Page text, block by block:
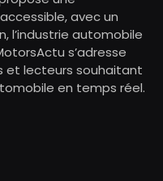
avec un
l’industrie automobile
s’adresse
et lecteurs souhaitant
en temps réel.